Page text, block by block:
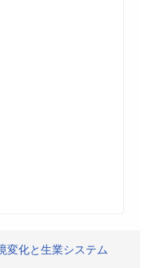
変化と生業システム